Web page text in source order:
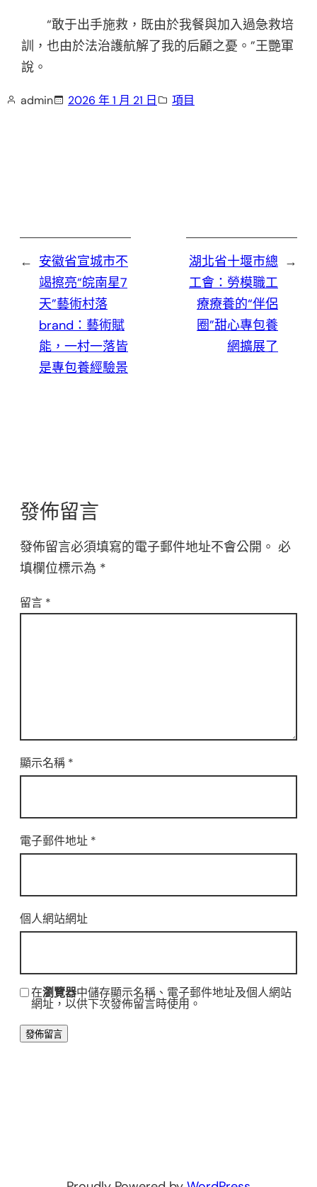
“敢于出手施救，既由於我餐與加入過急救培
訓，也由於法治護航解了我的后顧之憂。”王艷軍
說。
admin 2026 年 1 月 21 日 項目
← 安徽省宣城市不
竭擦亮“皖南星7
天”藝術村落
brand：藝術賦
能，一村一落皆
是專包養經驗景
→
湖北省十堰市總
工會：勞模職工
療療養的“伴侶
圈”甜心專包養
網擴展了
發佈留言
發佈留言必須填寫的電子郵件地址不會公開。 必
填欄位標示為 *
留言 *
顯示名稱 *
電子郵件地址 *
個人網站網址
在瀏覽器中儲存顯示名稱、電子郵件地址及個人網站
網址，以供下次發佈留言時使用。